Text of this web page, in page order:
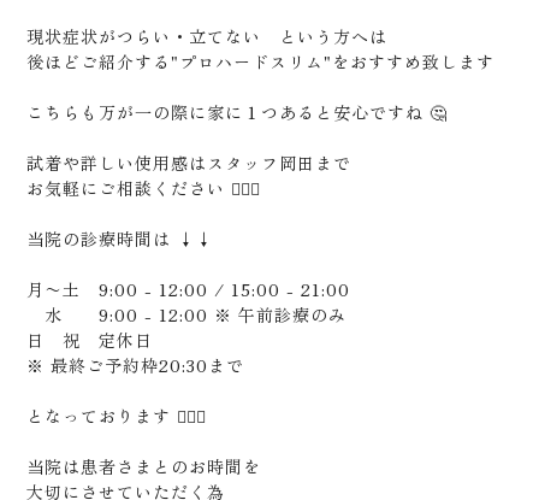
現状症状がつらい・立てない という方へは
後ほどご紹介する"プロハードスリム"をおすすめ致します
こちらも万が一の際に家に１つあると安心ですね 🤔
試着や詳しい使用感はスタッフ岡田まで
お気軽にご相談ください 🙇🏻‍♂️
当院の診療時間は ↓↓
月〜土 9:00 - 12:00 / 15:00 - 21:00
水 9:00 - 12:00 ※ 午前診療のみ
日 祝 定休日
※ 最終ご予約枠20:30まで
となっております 🙇🏻‍♂️
当院は患者さまとのお時間を
大切にさせていただく為